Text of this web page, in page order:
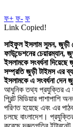
ফ+ ফ- ফ
Link Copied!
সাইফুল ইসলাম সুমন, জুড়ী
ফাউন্ডেশনের
ইসলামকে সংবর্ধনা
সম্প্রতি জুড়ী টাইমস এর
ইসলামকে এ সংবর্ধনা দেন
আধুনিক তথ্য প্রযুক্তির এ
প্রিন্ট মিডিয়ার পাশাপাশি
পরিণত হয়েছে এবং এর
চলছে বাংলাদেশ।